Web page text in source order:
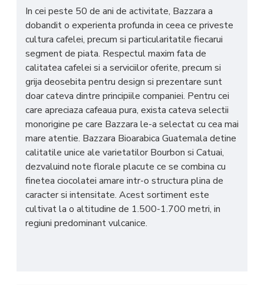
In cei peste 50 de ani de activitate, Bazzara a
dobandit o experienta profunda in ceea ce priveste
cultura cafelei, precum si particularitatile fiecarui
segment de piata. Respectul maxim fata de
calitatea cafelei si a serviciilor oferite, precum si
grija deosebita pentru design si prezentare sunt
doar cateva dintre principiile companiei. Pentru cei
care apreciaza cafeaua pura, exista cateva selectii
monorigine pe care Bazzara le-a selectat cu cea mai
mare atentie. Bazzara Bioarabica Guatemala detine
calitatile unice ale varietatilor Bourbon si Catuai,
dezvaluind note florale placute ce se combina cu
finetea ciocolatei amare intr-o structura plina de
caracter si intensitate. Acest sortiment este
cultivat la o altitudine de 1.500-1.700 metri, in
regiuni predominant vulcanice.